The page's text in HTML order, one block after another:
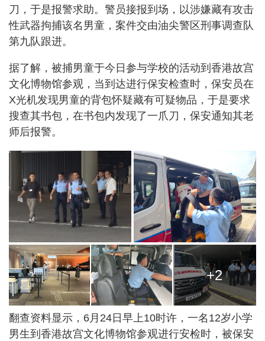
刀，于是报警求助。警员接报到场，以涉嫌藏有攻击
性武器拘捕该名男童，案件交由油尖警区刑事调查队
第九队跟进。
据了解，被捕男童于今日参与学校的活动到香港故宫
文化博物馆参观，当到达进行保安检查时，保安员在
X光机发现男童的背包怀疑藏有可疑物品，于是要求
搜查其书包，在书包内发现了一爪刀，保安通知其老
师后报警。
+2
翻查资料显示，6月24日早上10时许，一名12岁小学
男生到香港故宫文化博物馆参观进行安检时，被保安